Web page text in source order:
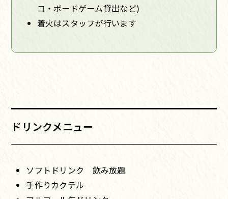
コ・ボードゲーム貸出など)
着火はスタッフが行います
ドリンクメニュー
ソフトドリンク 飲み放題
手作りカクテル